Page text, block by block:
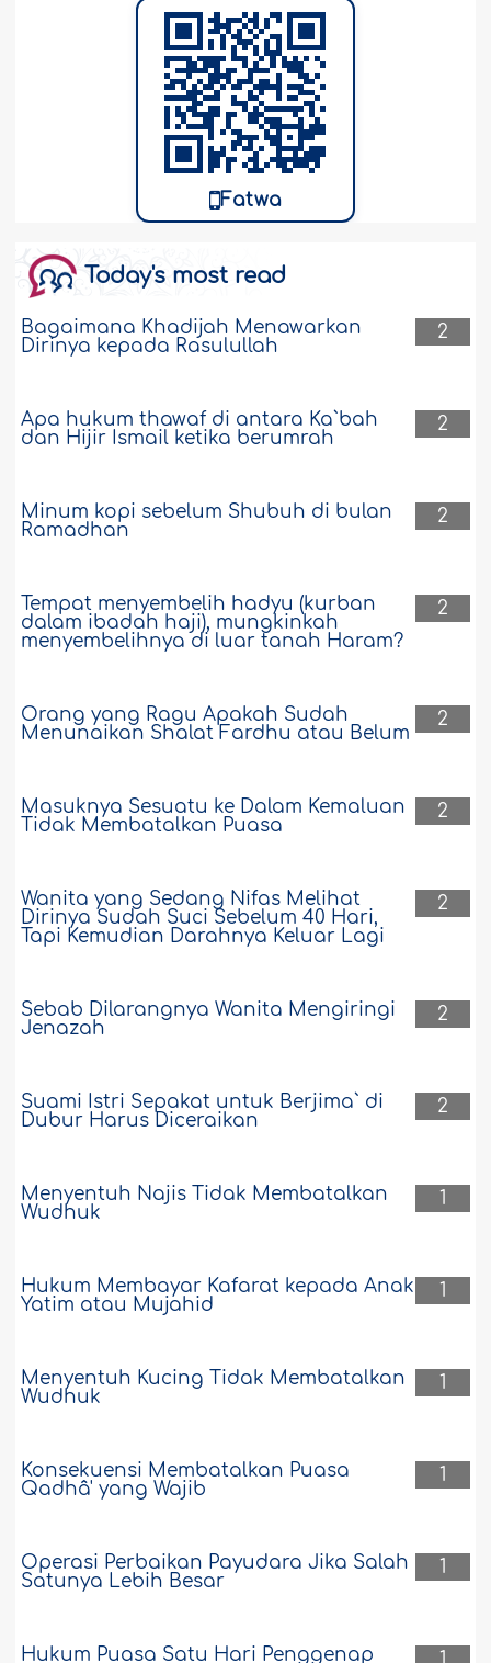
Fatwa
Today's most read
2
Bagaimana Khadijah Menawarkan
Dirinya kepada Rasulullah
2
Apa hukum thawaf di antara Ka`bah
dan Hijir Ismail ketika berumrah
2
Minum kopi sebelum Shubuh di bulan
Ramadhan
2
Tempat menyembelih hadyu (kurban
dalam ibadah haji), mungkinkah
menyembelihnya di luar tanah Haram?
2
Orang yang Ragu Apakah Sudah
Menunaikan Shalat Fardhu atau Belum
2
Masuknya Sesuatu ke Dalam Kemaluan
Tidak Membatalkan Puasa
2
Wanita yang Sedang Nifas Melihat
Dirinya Sudah Suci Sebelum 40 Hari,
Tapi Kemudian Darahnya Keluar Lagi
2
Sebab Dilarangnya Wanita Mengiringi
Jenazah
2
Suami Istri Sepakat untuk Berjima` di
Dubur Harus Diceraikan
1
Menyentuh Najis Tidak Membatalkan
Wudhuk
1
Hukum Membayar Kafarat kepada Anak
Yatim atau Mujahid
1
Menyentuh Kucing Tidak Membatalkan
Wudhuk
1
Konsekuensi Membatalkan Puasa
Qadhâ' yang Wajib
1
Operasi Perbaikan Payudara Jika Salah
Satunya Lebih Besar
Hukum Puasa Satu Hari Penggenap